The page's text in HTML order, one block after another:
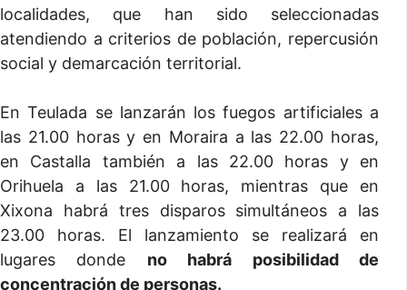
localidades, que han sido seleccionadas
atendiendo a criterios de población, repercusión
social y demarcación territorial.
En Teulada se lanzarán los fuegos artificiales a
las 21.00 horas y en Moraira a las 22.00 horas,
en Castalla también a las 22.00 horas y en
Orihuela a las 21.00 horas, mientras que en
Xixona habrá tres disparos simultáneos a las
23.00 horas. El lanzamiento se realizará en
lugares donde no habrá posibilidad de
concentración de personas.